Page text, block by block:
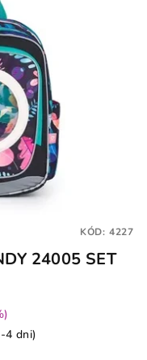
24005 SET
4 dni)
KÓD: 4227